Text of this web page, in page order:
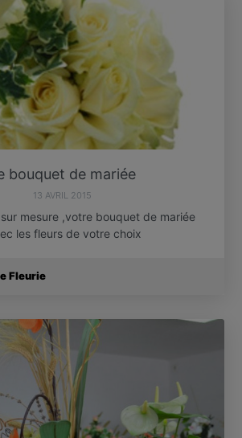
bouquet de mariée
13 AVRIL 2015
mesure ,votre bouquet de mariée
les fleurs de votre choix
Fleurie